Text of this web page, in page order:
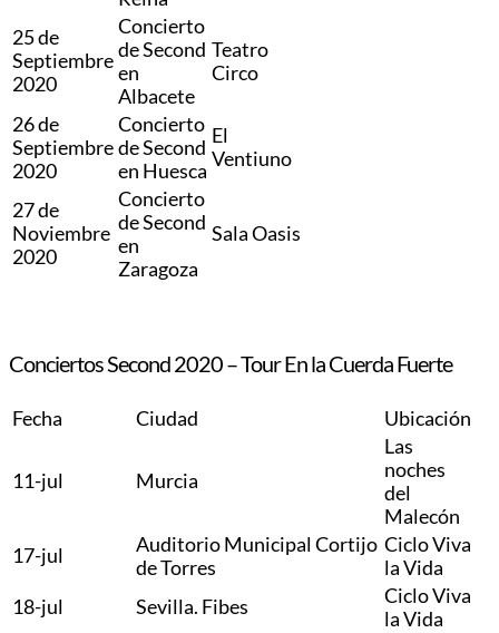
25 de
Septiembre
2020
Concierto
de Second
en
Albacete
Teatro
Circo
26 de
Septiembre
2020
Concierto
de Second
en Huesca
El
Ventiuno
27 de
Noviembre
2020
Concierto
de Second
en
Zaragoza
Sala Oasis
Conciertos Second 2020 – Tour En la Cuerda Fuerte
Fecha Ciudad Ubicación
11-jul Murcia
Las
noches
del
Malecón
17-jul
Auditorio Municipal Cortijo
de Torres
Ciclo Viva
la Vida
18-jul
Sevilla. Fibes
Ciclo Viva
la Vida